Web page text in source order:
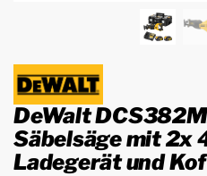
DeWalt
Säbelsäge mit 2x
Ladegerät und